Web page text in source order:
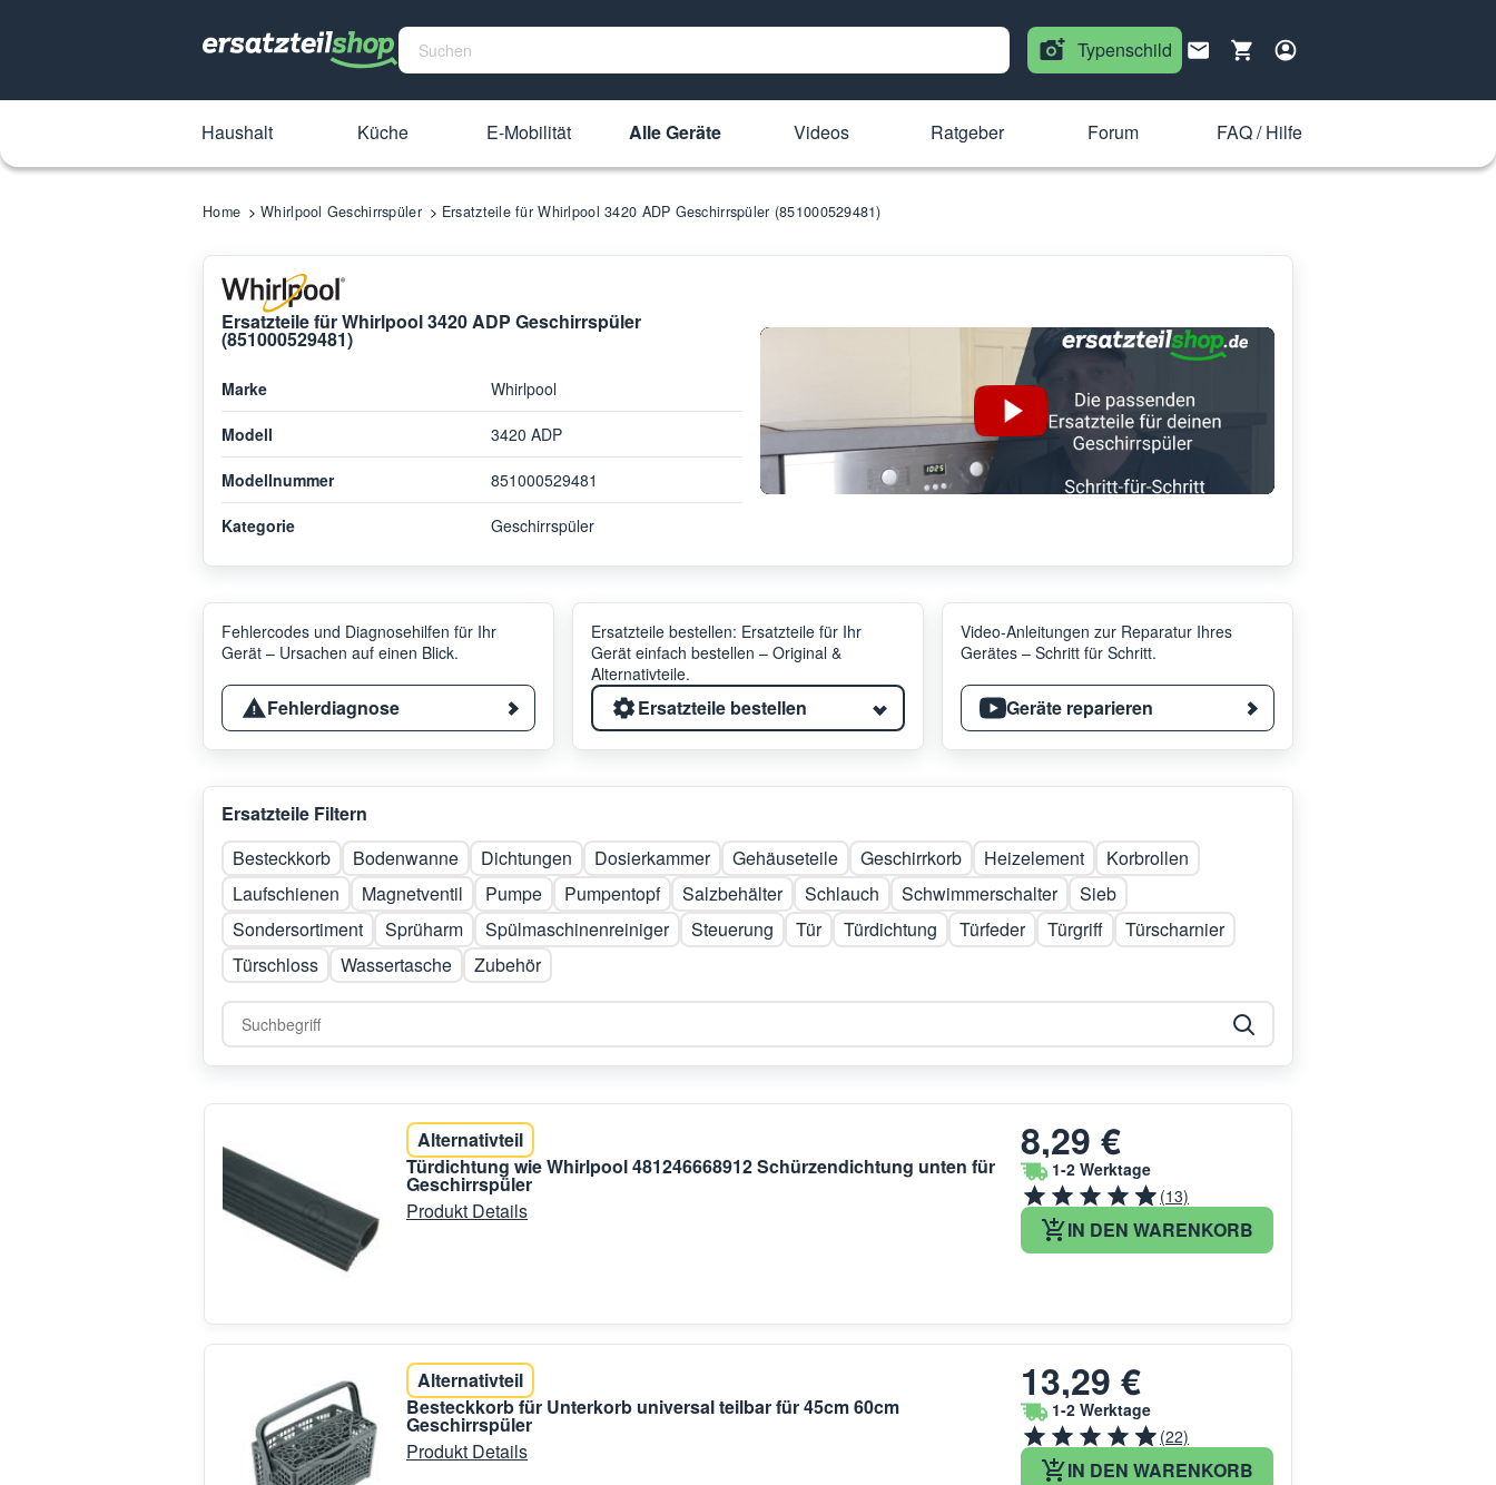
Typenschild
Haushalt Küche E-Mobilität Alle Geräte Videos Ratgeber Forum FAQ / Hilfe
Home Whirlpool Geschirrspüler Ersatzteile für Whirlpool 3420 ADP Geschirrspüler (851000529481)
Ersatzteile für Whirlpool 3420 ADP Geschirrspüler
(851000529481)
Marke Whirlpool
Modell 3420 ADP
Modellnummer 851000529481
Kategorie Geschirrspüler
Fehlercodes und Diagnosehilfen für Ihr
Gerät – Ursachen auf einen Blick.
Fehlerdiagnose
Ersatzteile bestellen: Ersatzteile für Ihr
Gerät einfach bestellen – Original &
Alternativteile.
Ersatzteile bestellen
Video-Anleitungen zur Reparatur Ihres
Gerätes – Schritt für Schritt.
Geräte reparieren
Ersatzteile Filtern
Besteckkorb
Bodenwanne Dichtungen Dosierkammer Gehäuseteile Geschirrkorb Heizelement
Korbrollen
Laufschienen
Magnetventil Pumpe Pumpentopf Salzbehälter Schlauch Schwimmerschalter
Sieb
Sondersortiment
Sprüharm Spülmaschinenreiniger Steuerung Tür Türdichtung Türfeder Türgriff
Türscharnier
Türschloss
Wassertasche Zubehör
Alternativteil
Türdichtung wie Whirlpool 481246668912 Schürzendichtung unten für
Geschirrspüler
Produkt Details
8,29 €
1-2 Werktage
(13)
IN DEN WARENKORB
Alternativteil
Besteckkorb für Unterkorb universal teilbar für 45cm 60cm
Geschirrspüler
Produkt Details
13,29 €
1-2 Werktage
(22)
IN DEN WARENKORB